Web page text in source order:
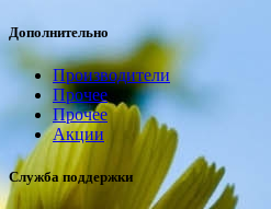
Дополнительно
Производители
Прочее
Прочее
Акции
Служба поддержки